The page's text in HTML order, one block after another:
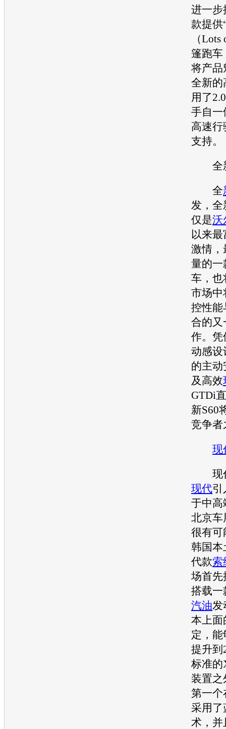
进一步
款提供
（
篷跑车
将产品
全新的
用了
手自一
高速
支持。
全
全
发，全
仅是沃
以来
激情，
量的一
车，也
市场中
控性能
合的又
作。凭
动感设
的主
及高效
GTDi
新S60
竞争者
现
现
现代引
于中高
北京车
很有可
韩国本
代款索
场首先
搭载一
汽油发
本上面
定，
提升到
标准
装置之
第一个
采用了
术，并